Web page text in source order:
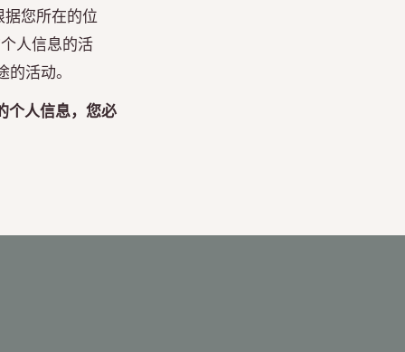
据您所在的位
人信息的活
活动。
个人信息，您必